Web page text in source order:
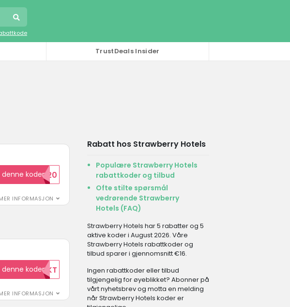
TrustDeals Insider
INFORMASJON
denne koden
RABATT20
INFORMASJON
denne koden
GRATISFRAKT
Rabatt hos Strawberry Hotels
Populære Strawberry Hotels
rabattkoder og tilbud
Ofte stilte spørsmål
vedrørende Strawberry
Hotels (FAQ)
Strawberry Hotels har 5 rabatter og 5
aktive koder i August 2026. Våre
Strawberry Hotels rabattkoder og
tilbud sparer i gjennomsnitt €16.
Ingen rabattkoder eller tilbud
tilgjengelig for øyeblikket? Abonner på
vårt nyhetsbrev og motta en melding
når Strawberry Hotels koder er